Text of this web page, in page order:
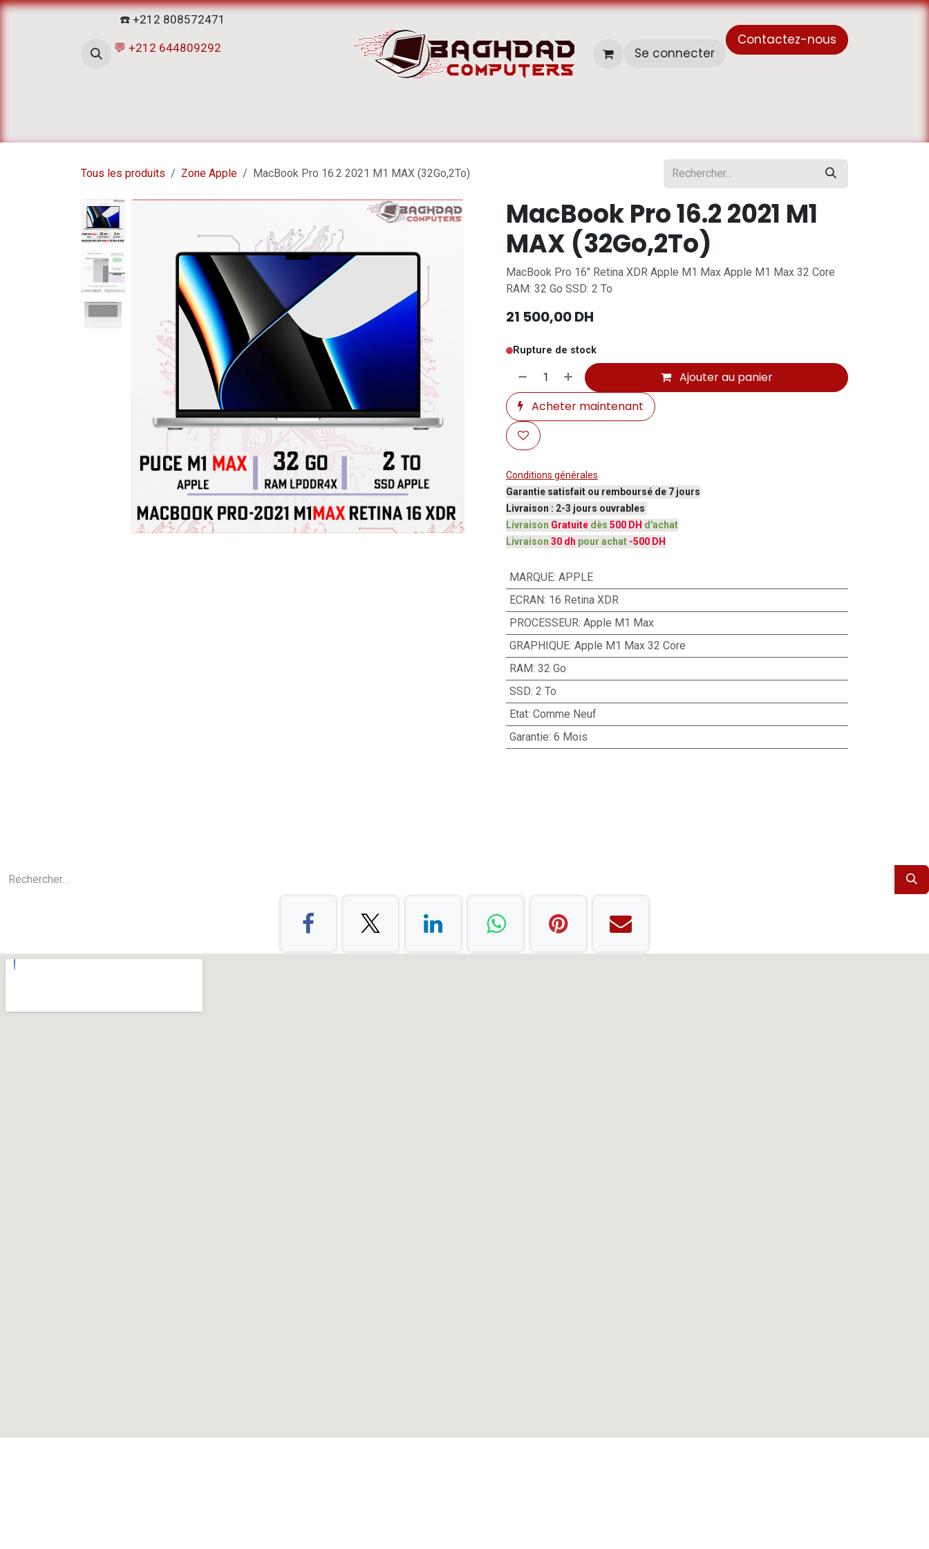
Se rendre au contenu
☎️ +212 808572471
💬 +212 644809292 Se connecter
Contactez-nous
Tous les produits Zone Apple MacBook Pro 16.2 2021 M1 MAX (32Go,2To)
MacBook Pro 16.2 2021 M1
MAX (32Go,2To)
MacBook Pro 16" Retina XDR Apple M1 Max Apple M1 Max 32 Core
RAM: 32 Go SSD: 2 To
21 500,00DH
Rupture de stock
Ajouter au panier
Acheter maintenant
Conditions générales
Garantie satisfait ou remboursé de 7 jours
Livraison : 2-3 jours ouvrables
Livraison Gratuite dès 500 DH d'achat
Livraison 30 dh pour achat -500 DH
MARQUE: APPLE
ECRAN: 16 Retina XDR
PROCESSEUR: Apple M1 Max
GRAPHIQUE: Apple M1 Max 32 Core
RAM: 32 Go
SSD: 2 To
Etat: Comme Neuf
Garantie: 6 Mois